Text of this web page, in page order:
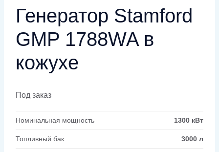
Генератор Stamford
GMP 1788WA в
кожухе
Под заказ
Номинальная мощность 1300 кВт
Топливный бак 3000 л